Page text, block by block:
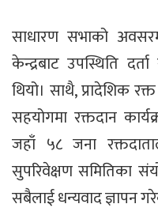
साधारण सभाको
केन्द्रबाट उपस्थिति
थियो। साथै, प्रादेशिक
सहयोगमा रक्तदान
जहाँ ५८ जना
सुपरिवेक्षण समितिका
सबैलाई धन्यवाद ज्ञापन